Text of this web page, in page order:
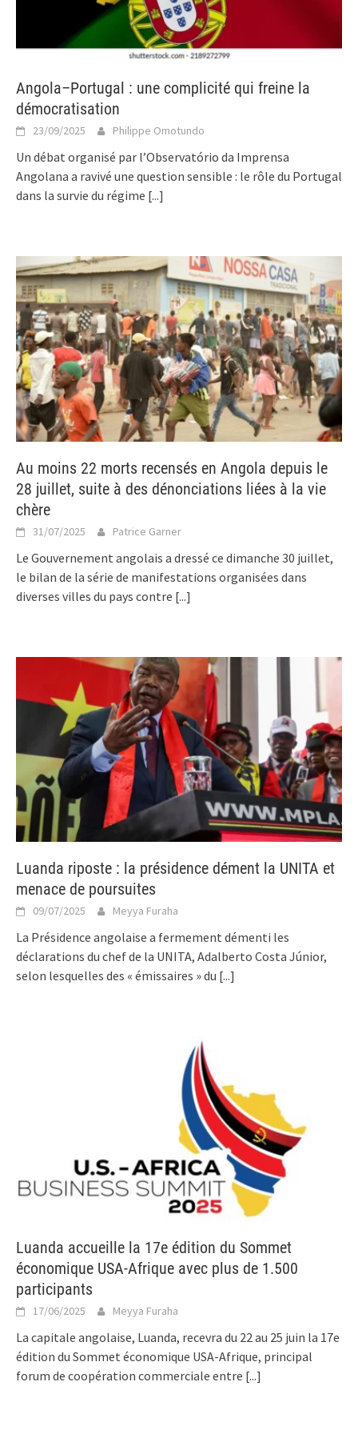
Angola–Portugal : une complicité qui freine la
démocratisation
23/09/2025 Philippe Omotundo
Un débat organisé par l’Observatório da Imprensa
Angolana a ravivé une question sensible : le rôle du Portugal
dans la survie du régime [...]
Au moins 22 morts recensés en Angola depuis le
28 juillet, suite à des dénonciations liées à la vie
chère
31/07/2025 Patrice Garner
Le Gouvernement angolais a dressé ce dimanche 30 juillet,
le bilan de la série de manifestations organisées dans
diverses villes du pays contre [...]
Luanda riposte : la présidence dément la UNITA et
menace de poursuites
09/07/2025 Meyya Furaha
La Présidence angolaise a fermement démenti les
déclarations du chef de la UNITA, Adalberto Costa Júnior,
selon lesquelles des « émissaires » du [...]
Luanda accueille la 17e édition du Sommet
économique USA-Afrique avec plus de 1.500
participants
17/06/2025 Meyya Furaha
La capitale angolaise, Luanda, recevra du 22 au 25 juin la 17e
édition du Sommet économique USA-Afrique, principal
forum de coopération commerciale entre [...]